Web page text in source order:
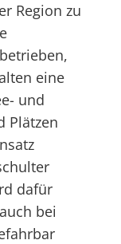
Region zu
eine
und
Plätzen
dafür
bei